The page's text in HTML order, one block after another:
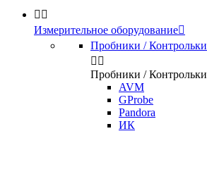
 
Измерительное оборудование
Пробники / Контрольки
 
Пробники / Контрольки
AVM
GProbe
Pandora
ИК